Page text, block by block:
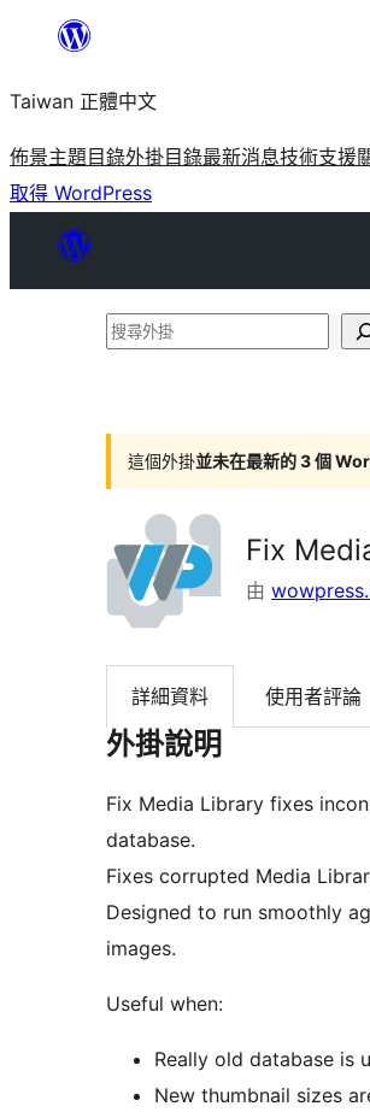
主
要
內
容
Taiwan 正體中文
佈景主題目錄外掛目錄最新消息技術支援
取得 WordPress
搜
掛
這個外掛並未在最新的 3 個
Fix
由
詳細資料 使用者評論
外掛說明
Fix Media Library fixes
database.
Fixes corrupted Media
Designed to run smoothly
images.
Useful when:
Really old database is
New thumbnail sizes